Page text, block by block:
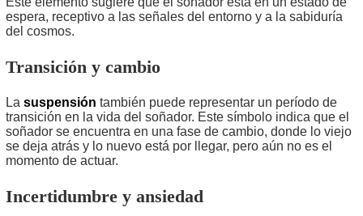
espera, receptivo a las señales del entorno y a la sabiduría
del cosmos.
Transición y cambio
La suspensión también puede representar un período de
transición en la vida del soñador. Este símbolo indica que el
soñador se encuentra en una fase de cambio, donde lo viejo
se deja atrás y lo nuevo está por llegar, pero aún no es el
momento de actuar.
Incertidumbre y ansiedad